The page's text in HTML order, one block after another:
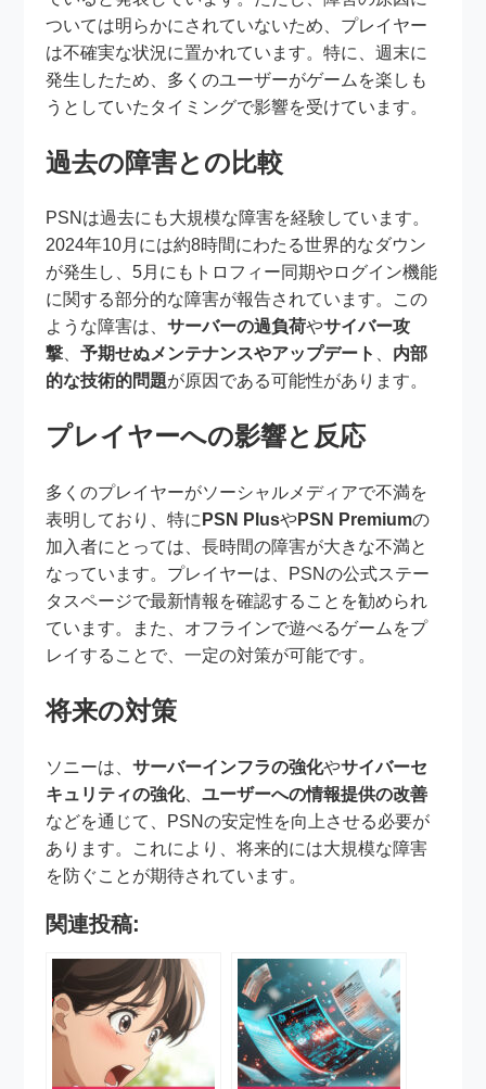
ついては明らかにされていないため、プレイヤー
は不確実な状況に置かれています。特に、週末に
発生したため、多くのユーザーがゲームを楽しも
うとしていたタイミングで影響を受けています。
過去の障害との比較
PSNは過去にも大規模な障害を経験しています。
2024年10月には約8時間にわたる世界的なダウン
が発生し、5月にもトロフィー同期やログイン機能
に関する部分的な障害が報告されています。この
ような障害は、サーバーの過負荷やサイバー攻
撃、予期せぬメンテナンスやアップデート 、 内部
的な技術的問題が原因である可能性があります。
プレイヤーへの影響と反応
多くのプレイヤーがソーシャルメディアで不満を
表明しており、特に PSN PlusやPSN Premiumの
加入者にとっては、長時間の障害が大きな不満と
なっています。プレイヤーは、PSNの公式ステー
タスページで最新情報を確認することを勧められ
ています。また、オフラインで遊べるゲームをプ
レイすることで、一定の対策が可能です。
将来の対策
ソニーは、サーバーインフラの強化やサイバーセ
キュリティの強化、ユーザーへの情報提供の改善
などを通じて、PSNの安定性を向上させる必要が
あります。これにより、将来的には大規模な障害
を防ぐことが期待されています。
関連投稿: